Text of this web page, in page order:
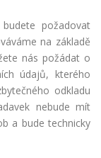
požadovat
na základě
nás požádat o
údajů, kterého
odkladu
nebude mít
a bude technicky